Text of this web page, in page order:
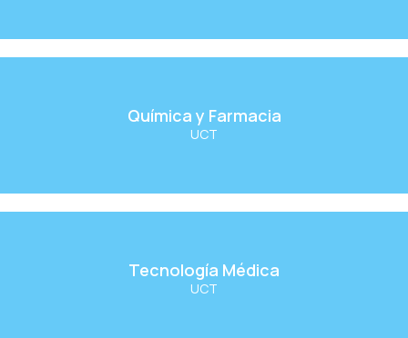
Química y Farmacia
UCT
Ver Carrera
Tecnología Médica
UCT
Ver Carrera